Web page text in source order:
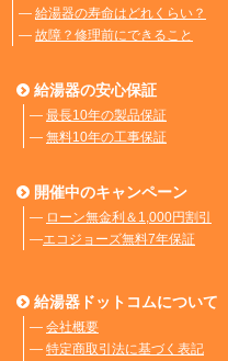
― 給湯器の寿命はどれくらい？
― 故障？修理前にできること
給湯器の安心保証
― 最長10年の製品保証
― 無料10年の工事保証
開催中のキャンペーン
― ローン無金利＆1,000円割引
―エコジョーズ無料7年保証
給湯器ドットコムについて
― 会社概要
― 特定商取引法に基づく表記